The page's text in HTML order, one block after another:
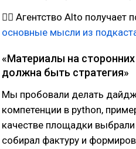
👉🏻 Агентство Alto получает
основные мысли из
«Материалы на
должна быть стратегия»
Мы пробовали делать
компетенции в python,
качестве площадки
собирал фактуру и